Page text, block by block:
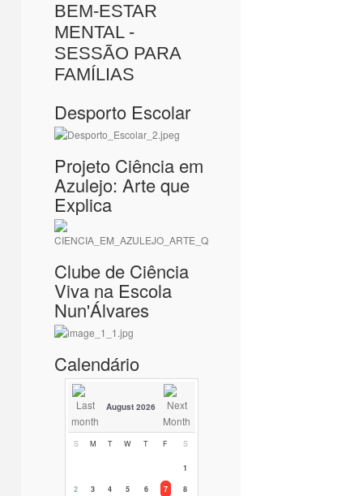
BEM-ESTAR
MENTAL -
SESSÃO PARA
FAMÍLIAS
Desporto Escolar
Projeto Ciência em
Azulejo: Arte que
Explica
Clube de Ciência
Viva na Escola
Nun'Álvares
Calendário
August 2026
S M T W T F S
1
2
3 4 5 6 7
8